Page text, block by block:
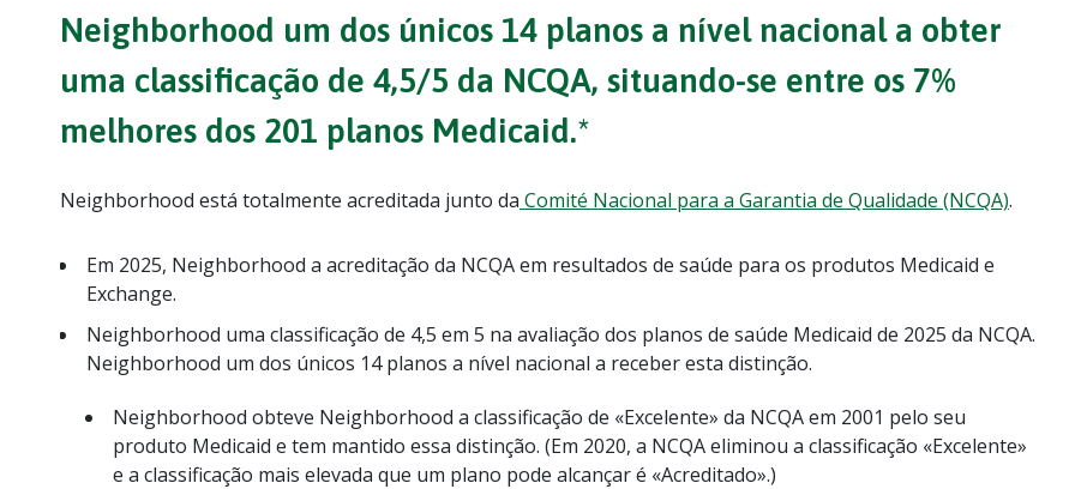
Neighborhood um dos únicos 14 planos a nível nacional a obter
uma classificação de 4,5/5 da NCQA, situando-se entre os 7%
melhores dos 201 planos Medicaid.*
Neighborhood está totalmente acreditada junto da Comité Nacional para a Garantia de Qualidade (NCQA).
Em 2025, Neighborhood a acreditação da NCQA em resultados de saúde para os produtos Medicaid e
Exchange.
Neighborhood uma classificação de 4,5 em 5 na avaliação dos planos de saúde Medicaid de 2025 da NCQA.
Neighborhood um dos únicos 14 planos a nível nacional a receber esta distinção.
Neighborhood obteve Neighborhood a classificação de «Excelente» da NCQA em 2001 pelo seu
produto Medicaid e tem mantido essa distinção. (Em 2020, a NCQA eliminou a classificação «Excelente»
e a classificação mais elevada que um plano pode alcançar é «Acreditado».)